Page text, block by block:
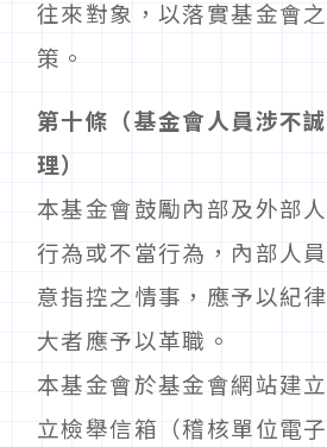
往來對象，以落實基金會
策。
第十條（基金會人員涉不
理）
本基金會鼓勵內部及外部
行為或不當行為，內部人
意指控之情事，應予以紀
大者應予以革職。
本基金會於基金會網站建
立檢舉信箱（稽核單位電